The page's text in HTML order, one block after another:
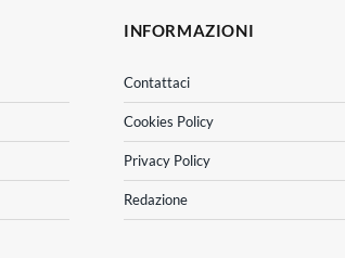
INFORMAZIONI
Contattaci
Cookies Policy
Privacy Policy
Redazione